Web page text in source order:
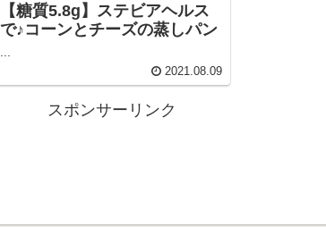
【糖質5.8g】ステビアヘルス
で♪コーンとチーズの蒸しパン
2021.08.09
スポンサーリンク